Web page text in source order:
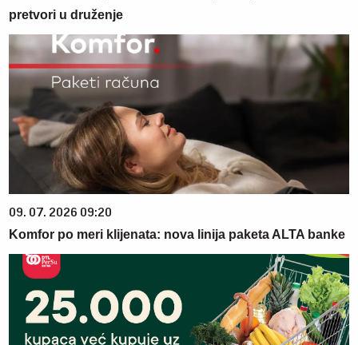
pretvori u druženje
09. 07. 2026 09:20
Komfor po meri klijenata: nova linija paketa ALTA banke